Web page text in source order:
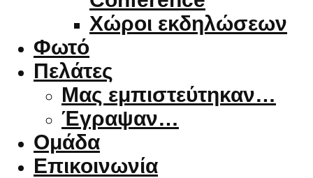
Χώροι εκδηλώσεων
Φωτό
Πελάτες
Μας εμπιστεύτηκαν…
Έγραψαν…
Ομάδα
Επικοινωνία